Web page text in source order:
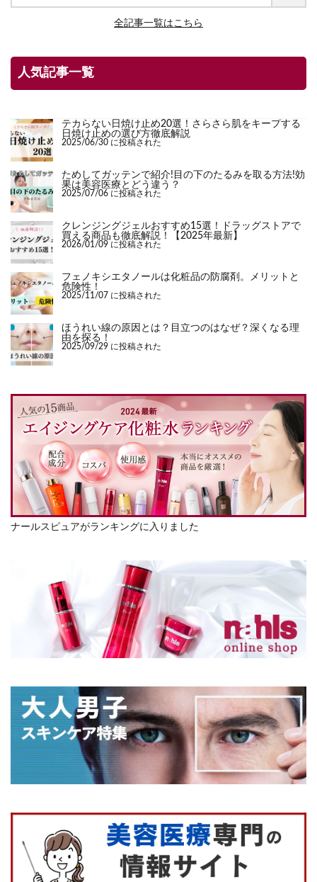
全記事一覧はこちら
人気記事一覧
テカらない日焼け止め20選！さらさら肌をキープする
日焼け止めの選び方徹底解説
2025/06/30 に投稿された
ためしてガッテンで紹介!目の下のたるみを取る方法!効
果は美容医療とどう違う？
2025/07/06 に投稿された
クレンジングジェルおすすめ15選！ドラッグストアで
買える商品も徹底解説！【2025年最新】
2026/01/09 に投稿された
フェノキシエタノールは化粧品の防腐剤。メリットと
危険性！
2025/11/07 に投稿された
ほうれい線の原因とは？目立つのはなぜ？深くなる理
由を探る！
2025/09/29 に投稿された
ナールスピュアがランキングに入りました